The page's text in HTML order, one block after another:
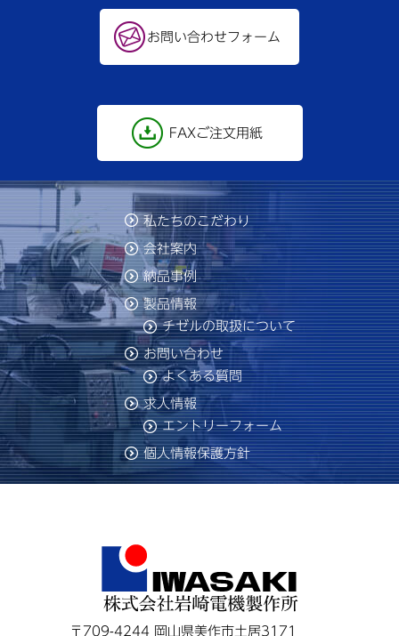
お問い合わせフォーム
FAXご注文用紙
私たちのこだわり
会社案内
納品事例
製品情報
チゼルの取扱について
お問い合わせ
よくある質問
求人情報
エントリーフォーム
個人情報保護方針
〒709-4244 岡山県美作市土居3171